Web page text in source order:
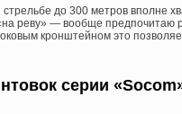
до 300 метров вполне
реву» — вообще предпочитаю
кронштейном это
серии «